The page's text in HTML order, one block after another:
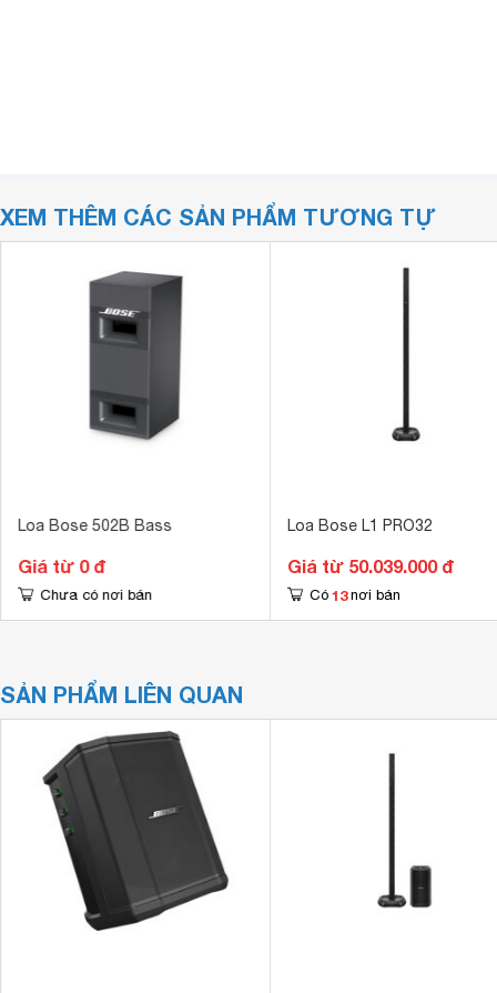
XEM THÊM CÁC SẢN PHẨM TƯƠNG TỰ
Loa Bose 502B Bass
Giá từ 0 đ
Chưa có nơi bán
Loa Bose L1 PRO32
Giá từ 50.039.000 đ
Có 13 nơi bán
SẢN PHẨM LIÊN QUAN